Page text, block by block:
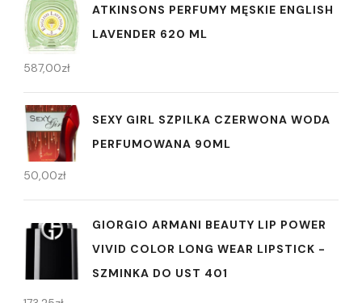
ATKINSONS PERFUMY MĘSKIE ENGLISH
LAVENDER 620 ML
587,00zł
SEXY GIRL SZPILKA CZERWONA WODA
PERFUMOWANA 90ML
50,00zł
GIORGIO ARMANI BEAUTY LIP POWER
VIVID COLOR LONG WEAR LIPSTICK -
SZMINKA DO UST 401